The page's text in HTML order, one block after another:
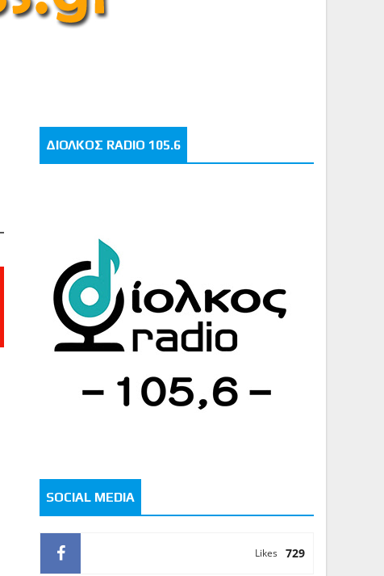
ΔΙΟΛΚΟΣ RADIO 105.6
SOCIAL MEDIA
729
Likes